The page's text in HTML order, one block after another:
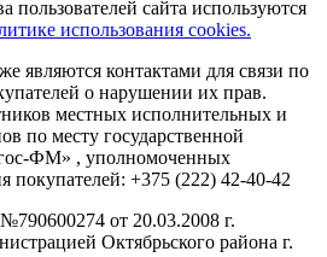
пользователей сайта используются
использования cookies.
являются контактами для связи по
о нарушении их прав.
местных исполнительных и
по месту государственной
ФМ» , уполномоченных
покупателей: +375 (222) 42-40-42
от 20.03.2008 г.
Октябрьского района г.